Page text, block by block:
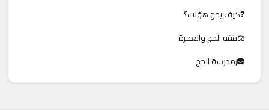
❓كيف يحج هؤلاء؟
⚖️فقه الحج والعمرة
🎓مدرسة الحج